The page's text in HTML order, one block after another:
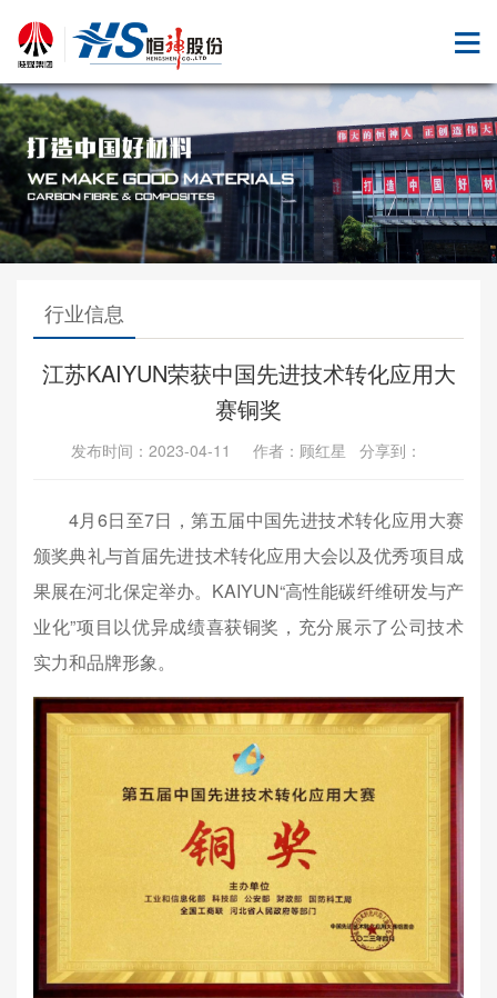
行业信息
江苏KAIYUN荣获中国先进技术转化应用大
赛铜奖
发布时间：2023-04-11 作者：顾红星 分享到：
4月6日至7日，第五届中国先进技术转化应用大赛
颁奖典礼与首届先进技术转化应用大会以及优秀项目成
果展在河北保定举办。KAIYUN“高性能碳纤维研发与产
业化”项目以优异成绩喜获铜奖，充分展示了公司技术
实力和品牌形象。